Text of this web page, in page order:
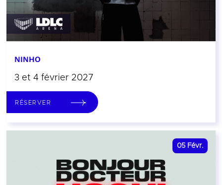
NINHO
3 et 4 février 2027
RÉSERVER
05 Févr.